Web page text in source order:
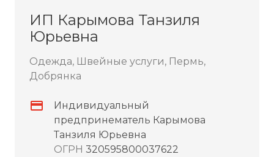
ИП Карымова Танзиля
Юрьевна
Одежда, Швейные услуги, Пермь,
Добрянка
Индивидуальный
предпринематель Карымова
Танзиля Юрьевна
ОГРН 320595800037622